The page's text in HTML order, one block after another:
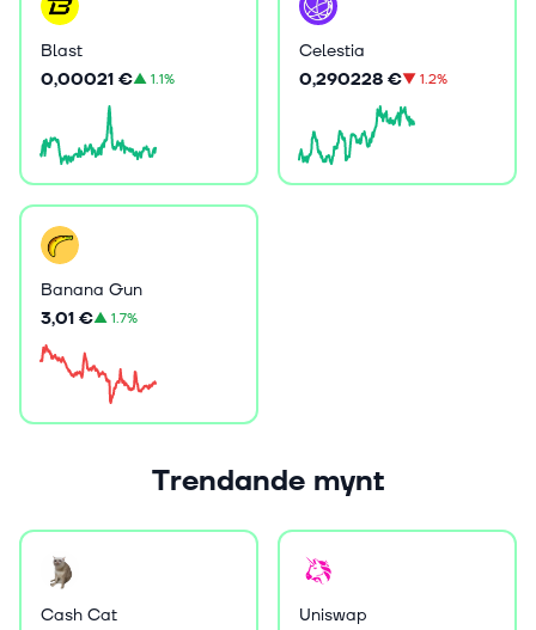
Blast
0,00021 €▲1.1%
Celestia
0,290228 €▼1.2%
Banana Gun
3,01 €▲1.7%
Trendande mynt
Cash Cat Uniswap